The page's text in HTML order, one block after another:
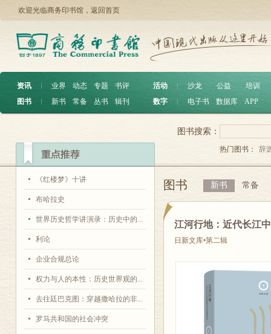
欢迎光临商务印书馆， 返回首页
资讯 ︱ 业界 动态 专题
书评
图书
︱ 新书 常备 丛书 辑刊
活动 沙龙 公益
培训
数字
电子书 数据库 APP
《红楼梦》十讲
布哈拉史
世界历史哲学讲演录：历史中的...
利论
企业合规总论
权力与人的本性：历史世界观的...
去往廷巴克图：穿越撒哈拉的非...
罗马共和国的社会冲突
图书搜索：
热门图书： 辞
图书 新书 常备
江河行地：近代长江
日新文库•第二辑